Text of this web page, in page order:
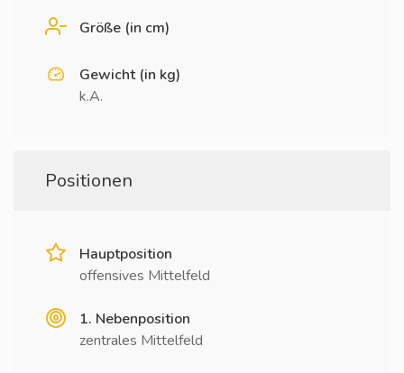
Größe (in cm)
Gewicht (in kg)
k.A.
Positionen
Hauptposition
offensives Mittelfeld
1. Nebenposition
zentrales Mittelfeld